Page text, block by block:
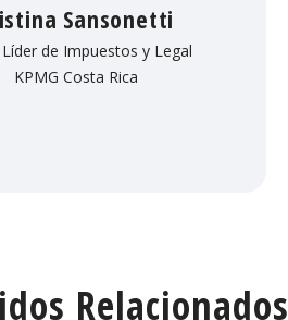
Sansonetti
de Impuestos y Legal
KPMG Costa Rica
Relacionados